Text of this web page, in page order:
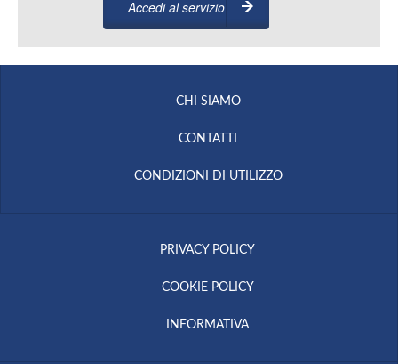
Accedi al servizio
CHI SIAMO
CONTATTI
CONDIZIONI DI UTILIZZO
PRIVACY POLICY
COOKIE POLICY
INFORMATIVA